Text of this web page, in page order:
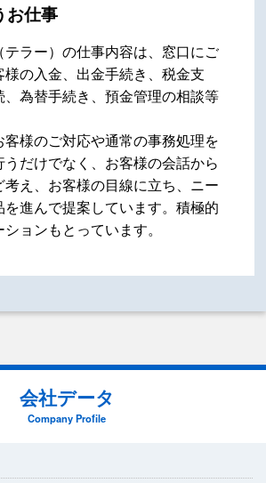
お仕事
ラー）の仕事内容は、窓口にご
の入金、出金手続き、税金支
為替手続き、預金管理の相談等
客様のご対応や通常の事務処理を
だけでなく、お客様の会話から
え、お客様の目線に立ち、ニー
を進んで提案しています。積極的
ョンもとっています。
会社データ
Company Profile